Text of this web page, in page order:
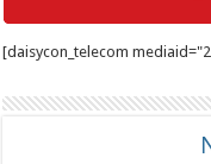
[daisycon_telecom